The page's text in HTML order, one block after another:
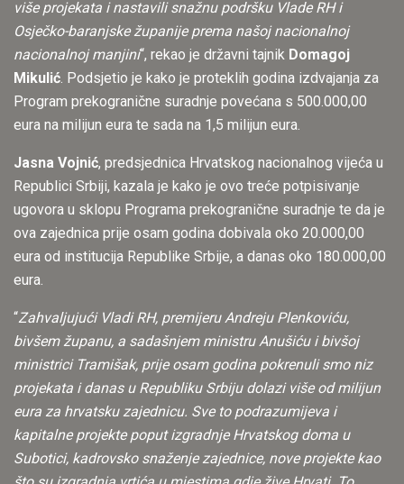
više projekata i nastavili snažnu podršku Vlade RH i
Osječko-baranjske županije prema našoj nacionalnoj
nacionalnoj manjini“, rekao je državni tajnik Domagoj
Mikulić. Podsjetio je kako je proteklih godina izdvajanja za
Program prekogranične suradnje povećana s 500.000,00
eura na milijun eura te sada na 1,5 milijun eura.
Jasna Vojnić, predsjednica Hrvatskog nacionalnog vijeća u
Republici Srbiji, kazala je kako je ovo treće potpisivanje
ugovora u sklopu Programa prekogranične suradnje te da je
ova zajednica prije osam godina dobivala oko 20.000,00
eura od institucija Republike Srbije, a danas oko 180.000,00
eura.
“Zahvaljujući Vladi RH, premijeru Andreju Plenkoviću,
bivšem županu, a sadašnjem ministru Anušiću i bivšoj
ministrici Tramišak, prije osam godina pokrenuli smo niz
projekata i danas u Republiku Srbiju dolazi više od milijun
eura za hrvatsku zajednicu. Sve to podrazumijeva i
kapitalne projekte poput izgradnje Hrvatskog doma u
Subotici, kadrovsko snaženje zajednice, nove projekte kao